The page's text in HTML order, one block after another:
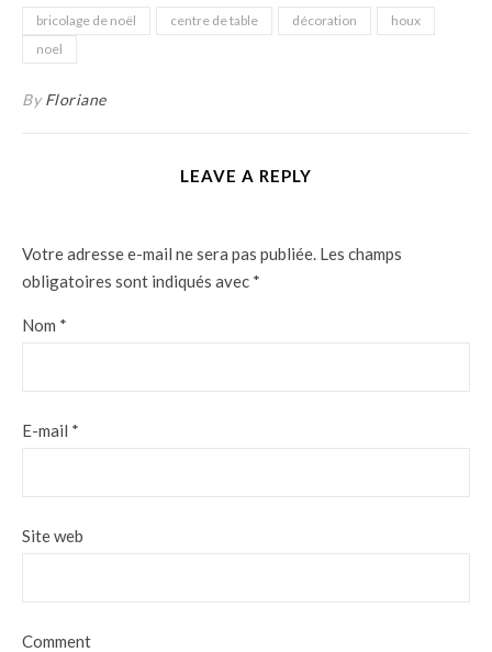
bricolage de noël centre de table décoration
houx
noel
ByFloriane
LEAVE A REPLY
Votre adresse e-mail ne sera pas publiée. Les champs
obligatoires sont indiqués avec *
Nom *
E-mail *
Site web
Comment